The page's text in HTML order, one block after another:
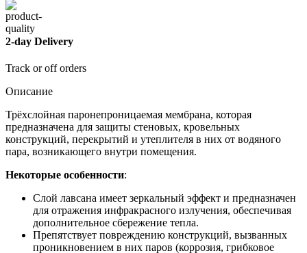
2-day Delivery
Track or off orders
Описание
Трёхслойная паронепроницаемая мембрана, которая
предназначена для защиты стеновых, кровельных
конструкций, перекрытий и утеплителя в них от водяного
пара, возникающего внутри помещения.
Некоторые особенности:
Слой лавсана имеет зеркальный эффект и предназначен
для отражения инфракрасного излучения, обеспечивая
дополнительное сбережение тепла.
Препятствует повреждению конструкций, вызванных
проникновением в них паров (коррозия, грибковое